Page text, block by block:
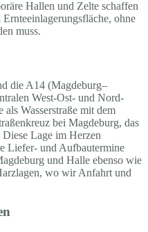
Hallen und Zelte schaffen
ohne
muss.
die A14 (Magdeburg–
West-Ost- und Nord-
Wasserstraße mit dem
bei Magdeburg, das
Lage im Herzen
Liefer- und Aufbautermine
und Halle ebenso wie
wo wir Anfahrt und